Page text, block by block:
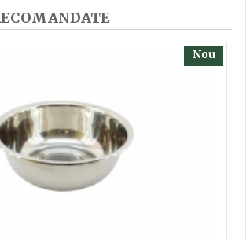
și scrieți părerea dvs. Pentru
părerea trebuie să fiți înregistrat.
Nou